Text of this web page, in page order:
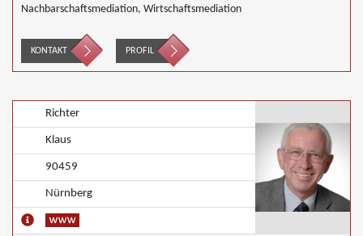
Nachbarschaftsmediation, Wirtschaftsmediation
KONTAKT PROFIL
Richter
Klaus
90459
Nürnberg